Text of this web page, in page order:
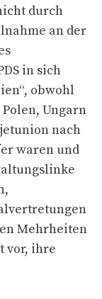
durch
an der
in sich
obwohl
Ungarn
nach
waren und
Mehrheiten
vor, ihre